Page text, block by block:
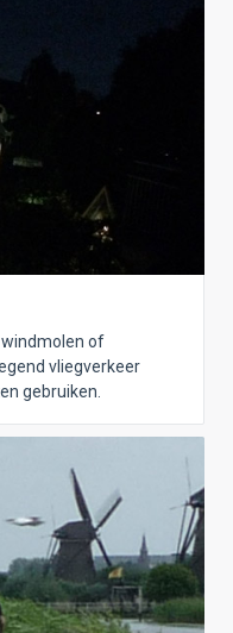
windmolen of
vliegverkeer
gebruiken.